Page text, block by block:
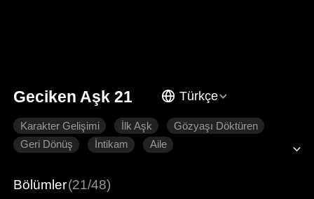
Geciken Aşk 21 Türkçe
Karakter Gelişimi İlk Aşk
Gözyaşı Döktüren
Geri Dönüş
İntikam Aile
Bölümler(21/48)